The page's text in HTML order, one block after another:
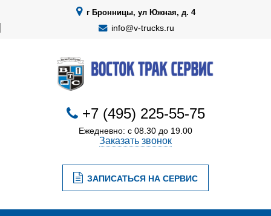
г Бронницы, ул Южная, д. 4
info@v-trucks.ru
+7 (495) 225-55-75
Ежедневно: с 08.30 до 19.00
Заказать звонок
ЗАПИСАТЬСЯ НА СЕРВИС